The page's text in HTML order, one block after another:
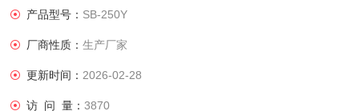
产品型号： SB-250Y
厂商性质：生产厂家
更新时间： 2026-02-28
访 问 量：3870